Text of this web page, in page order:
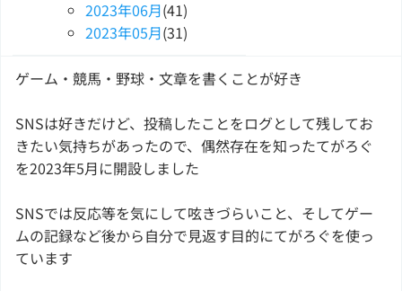
2023年06月(41)
2023年05月(31)
ゲーム・競馬・野球・文章を書くことが好き
SNSは好きだけど、投稿したことをログとして残してお
きたい気持ちがあったので、偶然存在を知ったてがろぐ
を2023年5月に開設しました
SNSでは反応等を気にして呟きづらいこと、そしてゲー
ムの記録など後から自分で見返す目的にてがろぐを使っ
ています